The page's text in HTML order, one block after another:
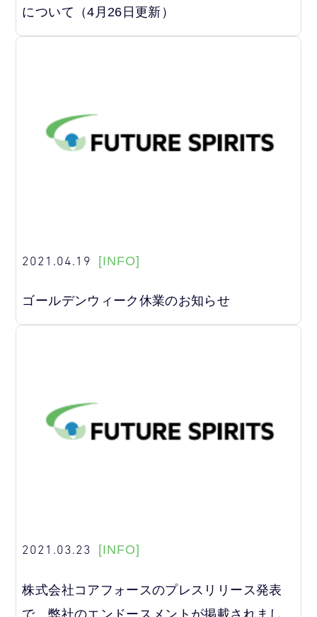
について（4月26日更新）
2021.04.19 [INFO]
ゴールデンウィーク休業のお知らせ
2021.03.23 [INFO]
株式会社コアフォースのプレスリリース発表
で、弊社のエンドースメントが掲載されまし